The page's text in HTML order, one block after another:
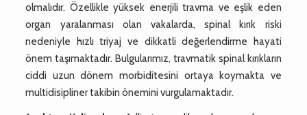
olmalıdır. Özellikle yüksek enerjili travma ve eşlik eden
organ yaralanması olan vakalarda, spinal kırık riski
nedeniyle hızlı triyaj ve dikkatli değerlendirme hayati
önem taşımaktadır. Bulgularımız, travmatik spinal kırıkların
ciddi uzun dönem morbiditesini ortaya koymakta ve
multidisipliner takibin önemini vurgulamaktadır.